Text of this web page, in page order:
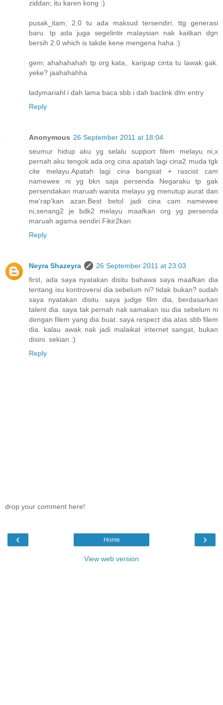
ziddan; itu karen kong :)
pusak_itam; 2.0 tu ada maksud tersendiri. ttg generasi
baru. tp ada juga segelintir malaysian nak kaitkan dgn
bersih 2.0 which is takde kene mengena haha :)
gem; ahahahahah tp org kata,. karipap cinta tu lawak gak.
yeke? jaahahahha
ladymariahl i dah lama baca sbb i dah baclink dlm entry
Reply
Anonymous 26 September 2011 at 18:04
seumur hidup aku yg selalu support filem melayu ni,x
pernah aku tengok ada org cina apatah lagi cina2 muda tgk
cite melayu.Apatah lagi cina bangsat + rascist cam
namewee ni yg bkn saja persenda Negaraku tp gak
persendakan maruah wanita melayu yg menutup aurat dan
me'rap'kan azan.Best betol jadi cina cam namewee
ni,senang2 je bdk2 melayu maafkan org yg persenda
maruah agama sendiri.Fikir2kan
Reply
Neyra Shazeyra
26 September 2011 at 23:03
first, ada saya nyatakan disitu bahawa saya maafkan dia
tentang isu kontroversi dia sebelum ni? tidak bukan? sudah
saya nyatakan disitu. saya judge film dia, berdasarkan
talent dia. saya tak pernah nak samakan isu dia sebelum ni
dengan filem yang dia buat. saya respect dia atas sbb filem
dia. kalau awak nak jadi malaikat internet sangat, bukan
disini. sekian :)
Reply
drop your comment here!
‹ ›
Home
View web version